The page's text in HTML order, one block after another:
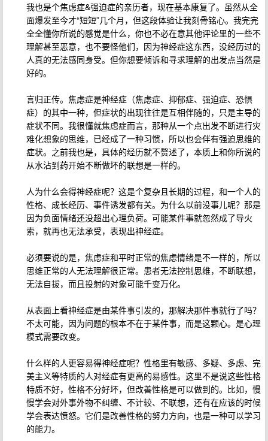
我也是个焦虑症&强迫症的亲历者，现在基本康复了。虽然从全
面爆发至今才“短短”几个月，但这段体验让我刻骨铭心。我完完
全全懂你所说的感觉是什么，你也不必在意其他评论里的一些不
理解甚至恶意，也不要怪他们，因为神经症这东西，没经历过的
人真的无法感同身受。但你想要倾诉和寻求理解的出发点当然是
好的。
言归正传。焦虑症是神经症（焦虑症、抑郁症、强迫症、恐惧
症）的其中一种，但症状的出现往往是互相伴随的，只是主导的
症状不同。我很懂就焦虑症而言，那种从一个点出发不断进行灾
难化想象的思维，已经成了一种习惯，所以也会伴有强迫思维的
症状。之前我也是，具体的经历就不赘述了，本质上和你所说的
从水沾到药开始不断做坏的联想是一样的。
人为什么会得神经症呢？这是个复杂且长期的过程，和一个人的
性格、成长经历、事件诱发都有关。为什么以前没事儿呢？那是
因为负面情绪还没超出心理负荷。可能某件事就忽然成了导火
索，就再也无法承受，表现出神经症。
必须要说的是，焦虑症和平时正常的焦虑情绪是不一样的，所以
思维正常的人无法理解很正常。患者无法控制思维，不断联想，
无法自拔，而且投射的对象可能千变万化。
从表面上看神经症是由某件事引发的，那解决那件事就行了吗？
不太可能，因为问题的根本不在于某件事，而是这颗心。是心理
模式需要改变。
什么样的人更容易得神经症呢？性格里有敏感、多疑、多虑、完
美主义等特质的人对经症有更高的易感性。这里不是说这些性格
特质不好，性格不分好坏，但改善性格是可以做到的。比如，慢
慢学会对外事外物不纠缠、不计较、不联想，还有在应该的时候
学会表达愤怒。它们是改善性格的努力方向，也是一种可以学习
的能力。